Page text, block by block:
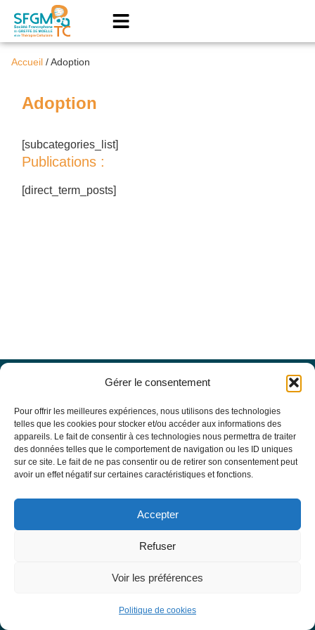
Gérer le consentement
Pour offrir les meilleures expériences, nous utilisons des technologies
telles que les cookies pour stocker et/ou accéder aux informations des
appareils. Le fait de consentir à ces technologies nous permettra de traiter
des données telles que le comportement de navigation ou les ID uniques
sur ce site. Le fait de ne pas consentir ou de retirer son consentement peut
avoir un effet négatif sur certaines caractéristiques et fonctions.
Accepter
Refuser
Voir les préférences
Politique de cookies
Accueil / Adoption
Adoption
[subcategories_list]
Publications :
[direct_term_posts]
Actualités
Agenda
Missions du site
Mentions légales
Conditions générales d’utilisation
Base de données EBMT Registry